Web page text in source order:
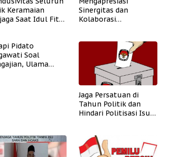
Keramaian
Saat Idul Fitri
Sinergitas dan
Kolaborasi
Kondusif
Pidato
Soal
Ulama
Jaga Persatuan di
Tahun Politik dan
Hindari Politisasi Isu